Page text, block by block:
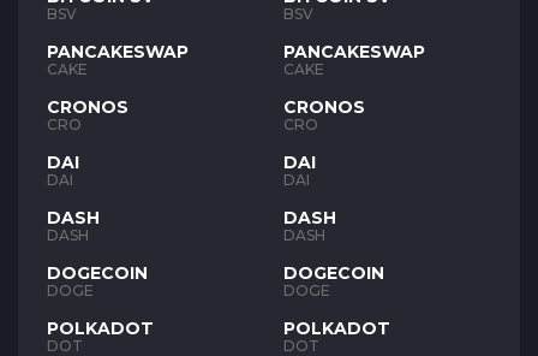
BSV
PANCAKESWAP
CAKE
CRONOS
CRO
DAI
DAI
DASH
DASH
DOGECOIN
DOGE
POLKADOT
DOT
BSV
PANCAKESWAP
CAKE
CRONOS
CRO
DAI
DAI
DASH
DASH
DOGECOIN
DOGE
POLKADOT
DOT